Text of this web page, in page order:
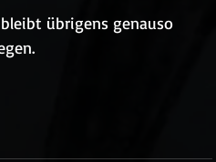
übrigens genauso